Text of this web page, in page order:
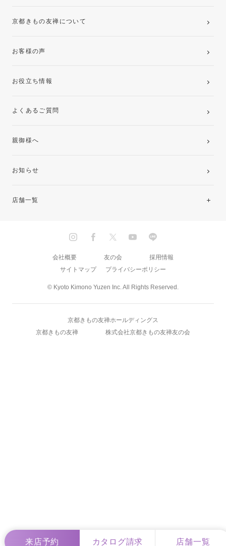
来店予約 カタログ請求 店舗一覧
京都きもの友禅について
お客様の声
お役立ち情報
よくあるご質問
親御様へ
お知らせ
店舗一覧
© Kyoto Kimono Yuzen Inc. All Rights Reserved.
会社概要 友の会
採用情報
サイトマップ
プライバシーポリシー
京都きもの友禅ホールディングス
京都きもの友禅
株式会社京都きもの友禅友の会